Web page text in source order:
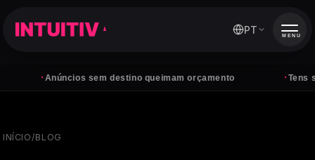
sem destino queimam orçamento ·Tens seguidores,
PT MENU
INÍCIO/BLOG